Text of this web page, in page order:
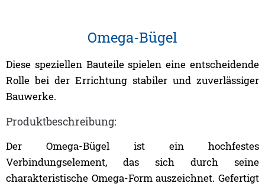
Omega-Bügel
Diese speziellen Bauteile spielen eine entscheidende
Rolle bei der Errichtung stabiler und zuverlässiger
Bauwerke.
Produktbeschreibung:
Der Omega-Bügel ist ein hochfestes
Verbindungselement, das sich durch seine
charakteristische Omega-Form auszeichnet. Gefertigt